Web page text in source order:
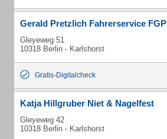
Gerald Pretzlich Fahrerservice FGP
Gleyeweg 51
10318 Berlin - Karlshorst
Gratis-Digitalcheck
Katja Hillgruber Niet & Nagelfest
Gleyeweg 42
10318 Berlin - Karlshorst